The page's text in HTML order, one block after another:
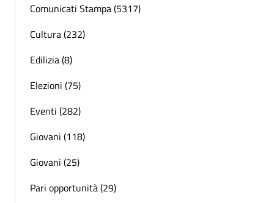
Comunicati Stampa (5317)
Cultura (232)
Edilizia (8)
Elezioni (75)
Eventi (282)
Giovani (118)
Giovani (25)
Pari opportunità (29)